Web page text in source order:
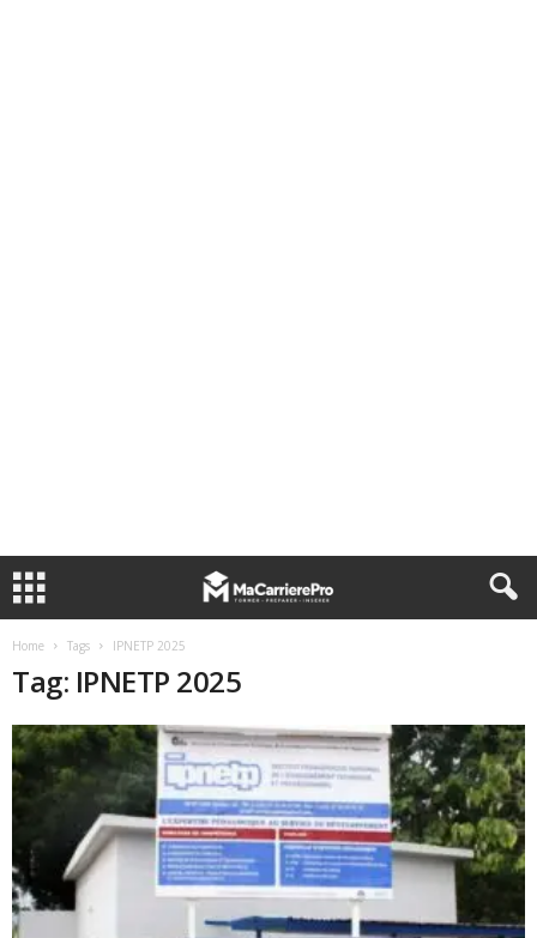
Home Tags IPNETP 2025
Tag: IPNETP 2025